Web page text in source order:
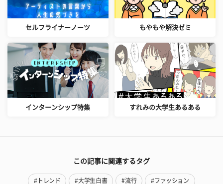
セルフライナーノーツ もやもや解決ゼミ
インターンシップ特集 すれみの大学生あるある
この記事に関連するタグ
#トレンド #大学生白書 #流行 #ファッション